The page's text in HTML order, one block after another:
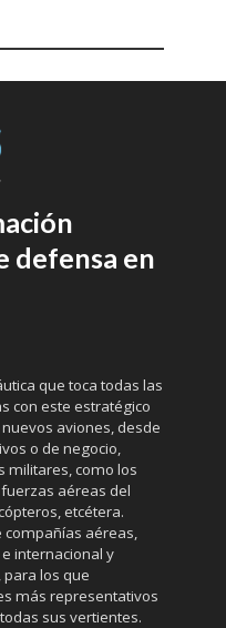
defensa en
que toca todas las
con este estratégico
aviones, desde
o de negocio,
militares, como los
aéreas del
etcétera.
aéreas,
internacional y
los que
más representativos
sus vertientes.